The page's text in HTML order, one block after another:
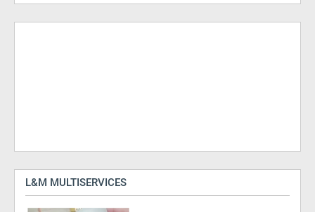
L&M MULTISERVICES